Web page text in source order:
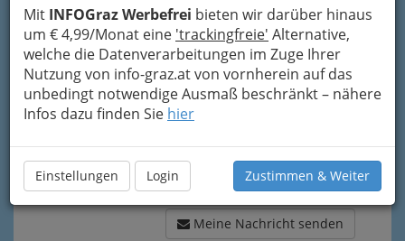
Mit INFOGraz Werbefrei bieten wir darüber hinaus
um € 4,99/Monat eine 'trackingfreie' Alternative,
welche die Datenverarbeitungen im Zuge Ihrer
Nutzung von info-graz.at von vornherein auf das
unbedingt notwendige Ausmaß beschränkt – nähere
Infos dazu finden Sie hier
Einstellungen Login Zustimmen & Weiter
Meine Nachricht
Meine Nachricht senden